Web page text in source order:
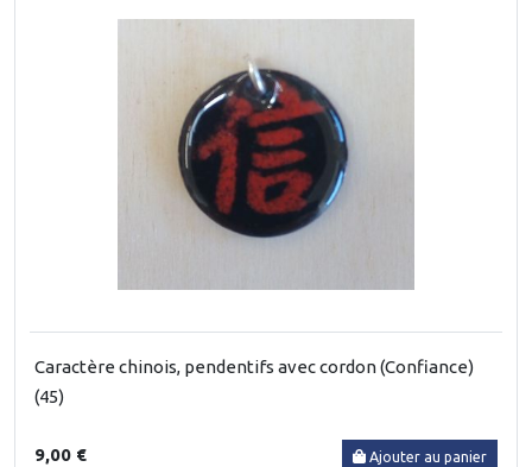
Caractère chinois, pendentifs avec cordon (Confiance)
(45)
9,00 € Ajouter au panier